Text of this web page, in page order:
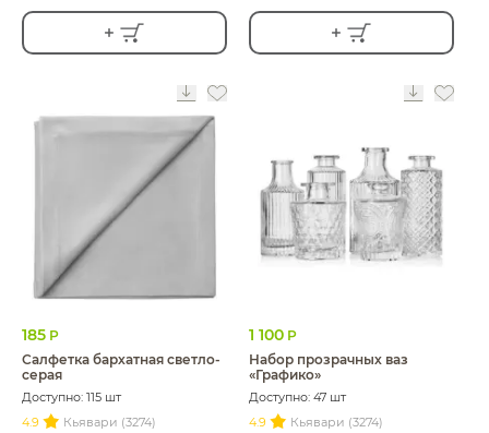
185 Р
Салфетка бархатная светло-
серая
Доступно: 115 шт
4.9
Кьявари (3274)
1 100 Р
Набор прозрачных ваз
«Графико»
Доступно: 47 шт
4.9
Кьявари (3274)